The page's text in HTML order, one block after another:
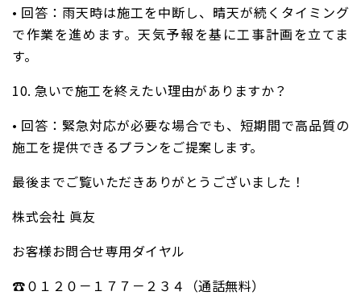
• 回答 ：雨天時は施工を中断し、晴天が続くタイミング
で作業を進めます。天気予報を基に工事計画を立てま
す。
10. 急いで施工を終えたい理由がありますか？
• 回答 ：緊急対応が必要な場合でも、短期間で高品質の
施工を提供できるプランをご提案します。
最後までご覧いただきありがとうございました！
株式会社 眞友
お客様お問合せ専用ダイヤル
☎０１２０－１７７－２３４（通話無料）